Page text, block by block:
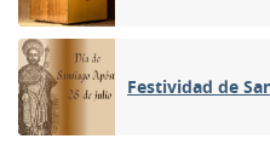
Festividad de